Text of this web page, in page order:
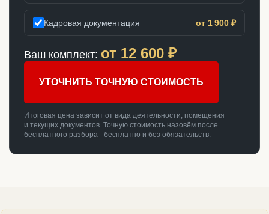
Кадровая документация от 1 900 ₽
Ваш комплект: от 12 600 ₽
УТОЧНИТЬ ТОЧНУЮ СТОИМОСТЬ
Итоговая цена зависит от вида деятельности, помещения
и текущих документов. Точную стоимость назовём после
бесплатного разбора - бесплатно и без обязательств.